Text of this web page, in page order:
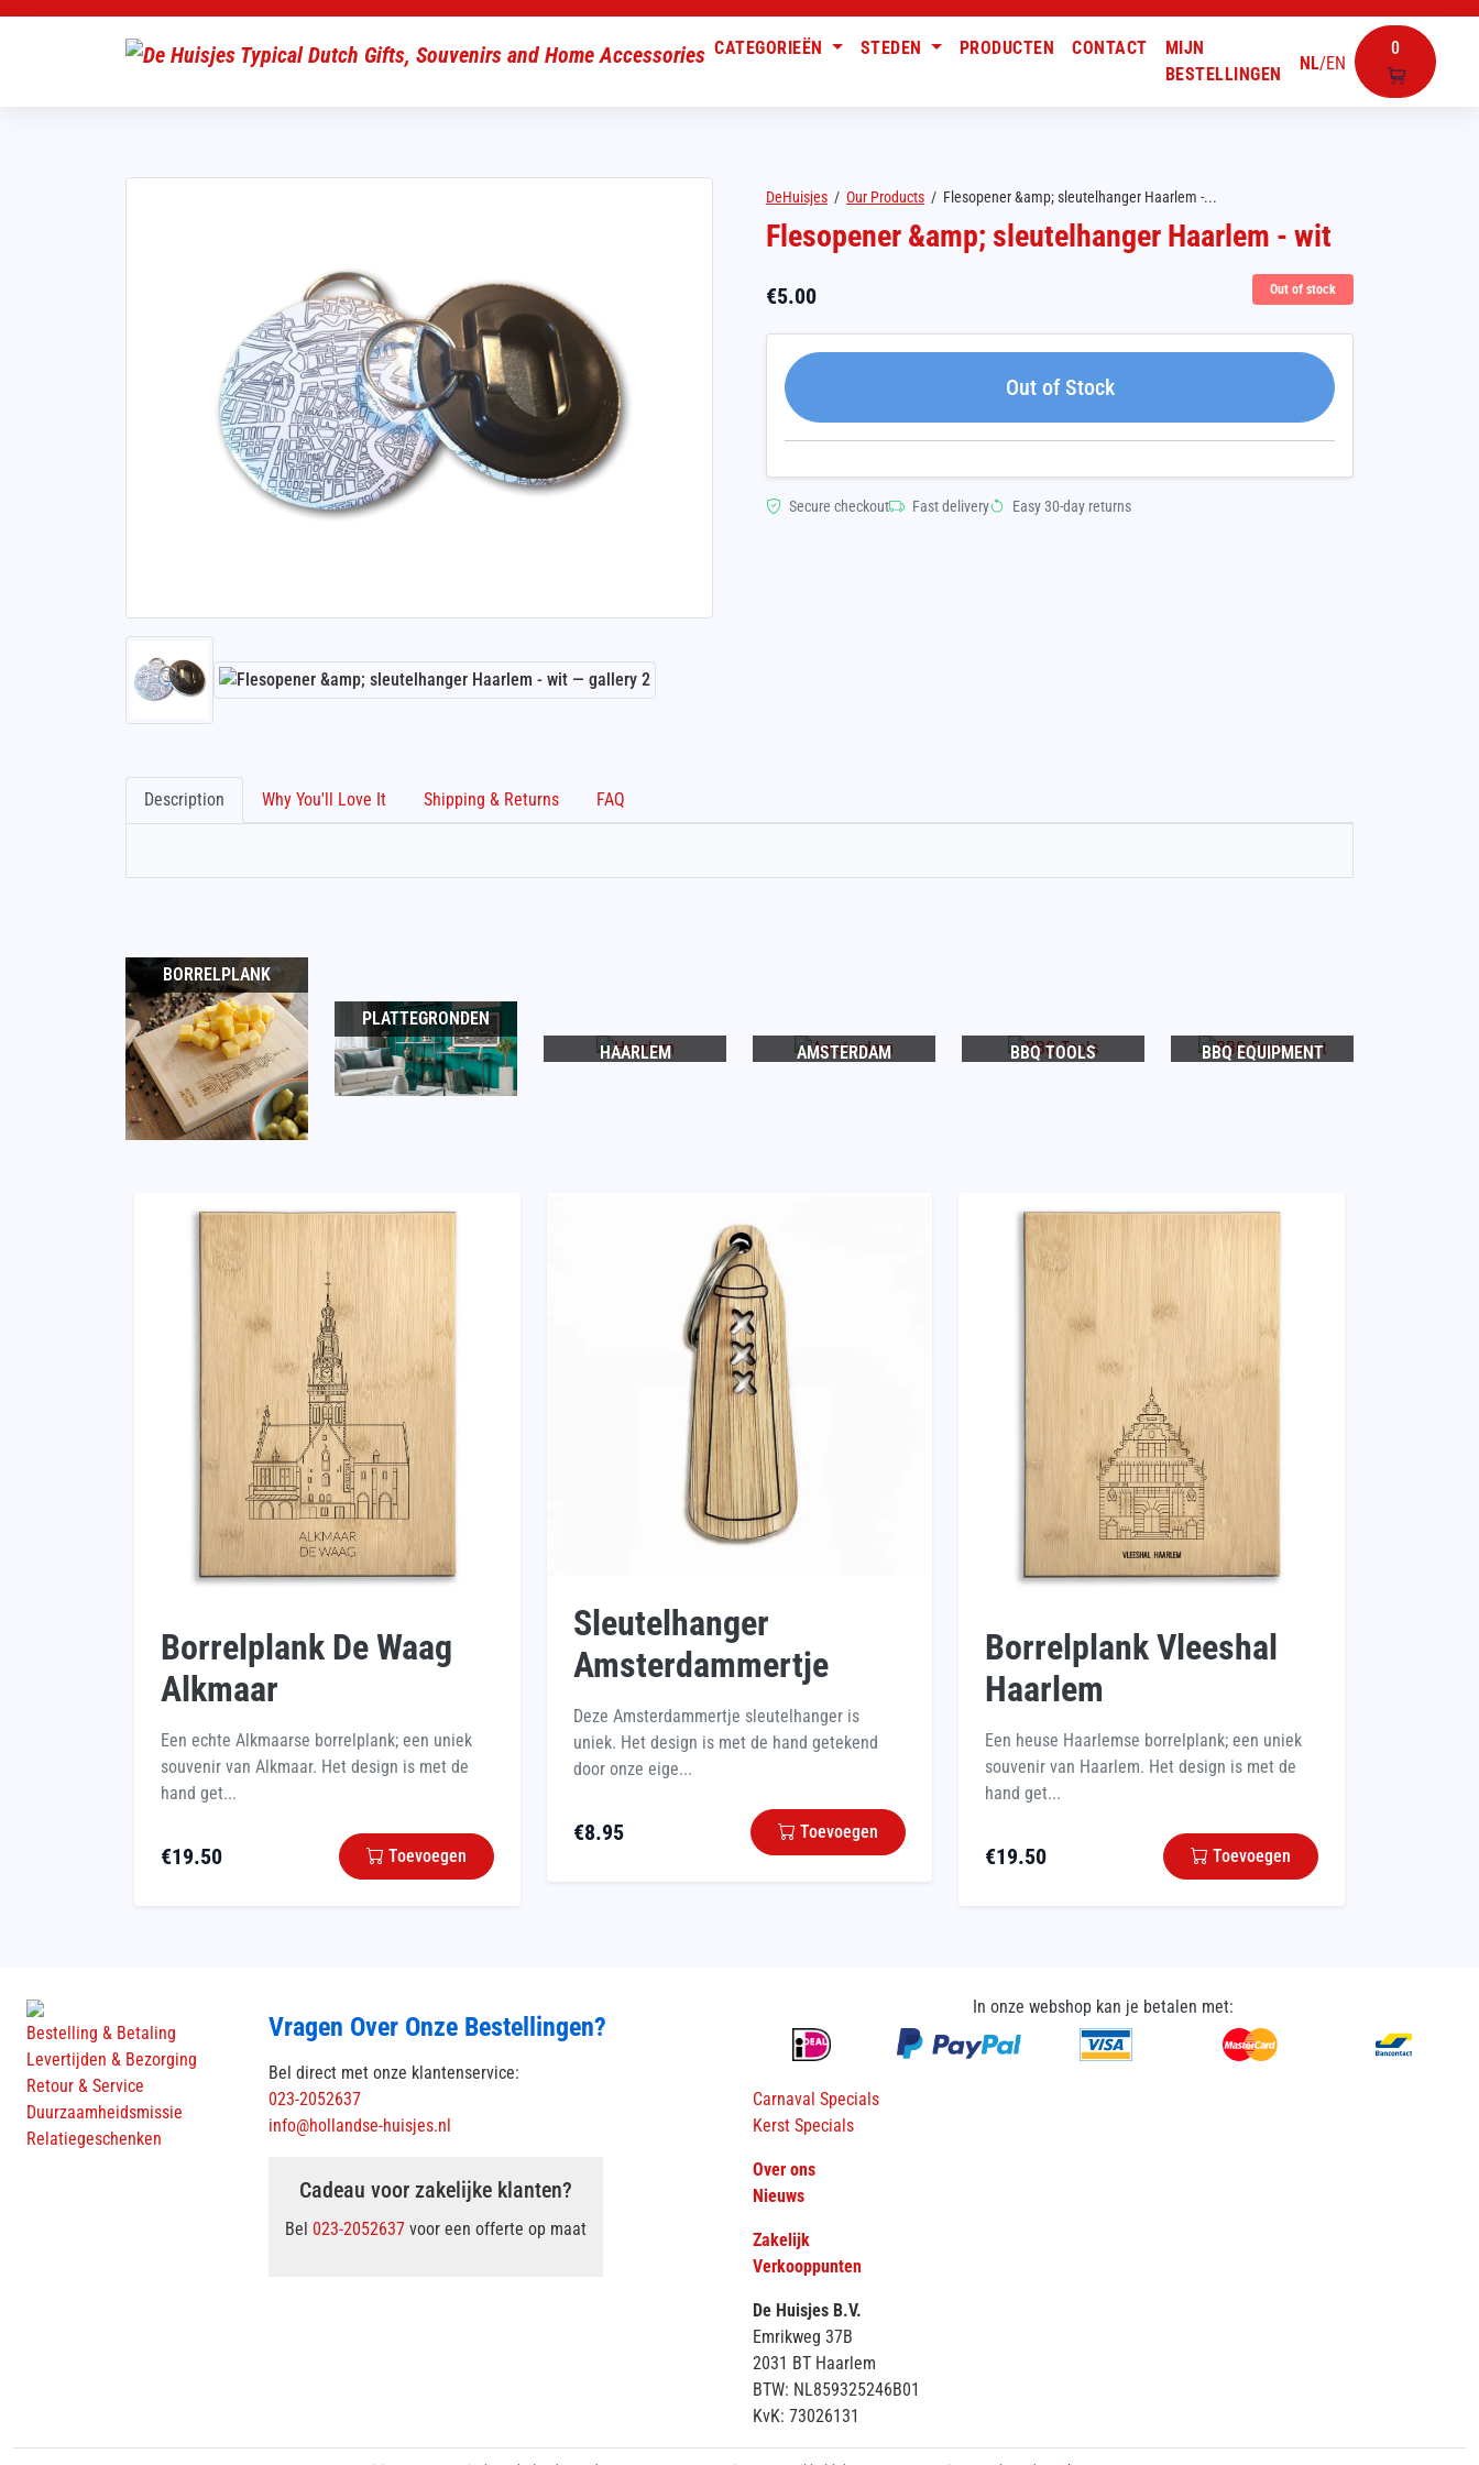
NL/EN
0
CATEGORIEËN STEDEN PRODUCTEN CONTACT
MIJN
BESTELLINGEN
DeHuisjes / Our Products / Flesopener &amp; sleutelhanger Haarlem -...
Flesopener &amp; sleutelhanger Haarlem - wit
€5.00 Out of stock
Out of Stock
Secure checkout Fast delivery Easy 30-day returns
Description Why You'll Love It Shipping & Returns FAQ
BORRELPLANK
PLATTEGRONDEN
HAARLEM
AMSTERDAM BBQ TOOLS BBQ EQUIPMENT
Borrelplank De Waag
Alkmaar
Een echte Alkmaarse borrelplank; een uniek
souvenir van Alkmaar. Het design is met de
hand get...
€19.50 Toevoegen
Sleutelhanger
Amsterdammertje
Deze Amsterdammertje sleutelhanger is
uniek. Het design is met de hand getekend
door onze eige...
€8.95 Toevoegen
Borrelplank Vleeshal
Haarlem
Een heuse Haarlemse borrelplank; een uniek
souvenir van Haarlem. Het design is met de
hand get...
€19.50 Toevoegen
Bestelling & Betaling
Levertijden & Bezorging
Retour & Service
Duurzaamheidsmissie
Relatiegeschenken
Vragen Over Onze Bestellingen?
Bel direct met onze klantenservice:
023-2052637
info@hollandse-huisjes.nl
Cadeau voor zakelijke klanten?
Bel 023-2052637 voor een offerte op maat
In onze webshop kan je betalen met:
Carnaval Specials
Kerst Specials
Over ons
Nieuws
Zakelijk
Verkooppunten
De Huisjes B.V.
Emrikweg 37B
2031 BT Haarlem
BTW: NL859325246B01
KvK: 73026131